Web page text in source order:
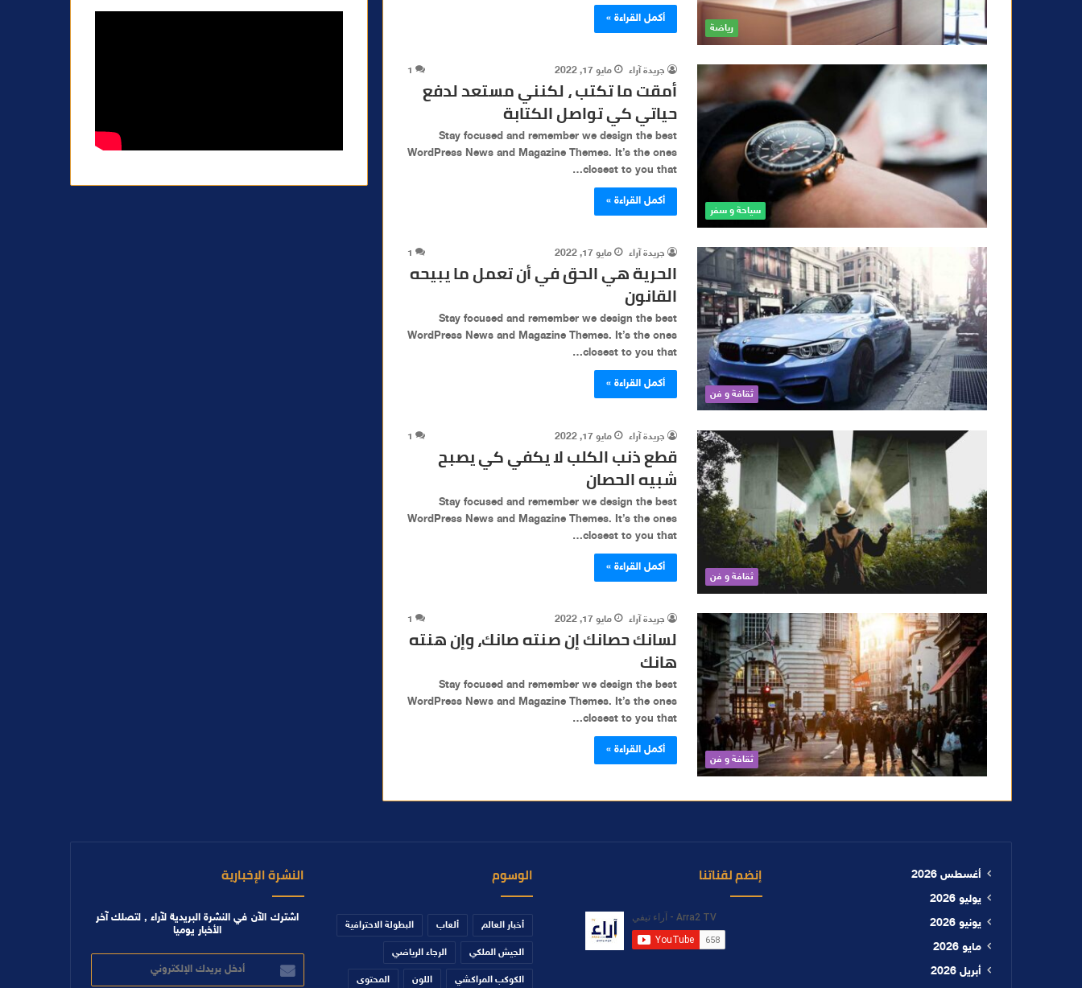
رياضة
أكمل القراءة »
سياحة و سفر
جريدة آراء مايو 17, 2022 1
أمقت ما تكتب ، لكنني مستعد لدفع
حياتي كي تواصل الكتابة
Stay focused and remember we design the best
WordPress News and Magazine Themes. It’s the ones
closest to you that…
أكمل القراءة »
ثقافة و فن
جريدة آراء مايو 17, 2022 1
الحرية هي الحق في أن تعمل ما يبيحه
القانون
Stay focused and remember we design the best
WordPress News and Magazine Themes. It’s the ones
closest to you that…
أكمل القراءة »
ثقافة و فن
جريدة آراء مايو 17, 2022 1
قطع ذنب الكلب لا يكفي كي يصبح
شبيه الحصان
Stay focused and remember we design the best
WordPress News and Magazine Themes. It’s the ones
closest to you that…
أكمل القراءة »
ثقافة و فن
جريدة آراء مايو 17, 2022 1
لسانك حصانك إن صنته صانك، وإن هنته
هانك
Stay focused and remember we design the best
WordPress News and Magazine Themes. It’s the ones
closest to you that…
أكمل القراءة »
أغسطس 2026
يوليو 2026
يونيو 2026
مايو 2026
أبريل 2026
إنضم لقناتنا الوسوم
أخبار العالم ألعاب البطولة الاحترافية
الجيش الملكي الرجاء الرياضي
الكوكب المراكشي اللون المحتوى
النشرة الإخبارية
اشترك الآن في النشرة البريدية لآراء , لتصلك آخر
الأخبار يوميا
بريدك
الإلكتروني